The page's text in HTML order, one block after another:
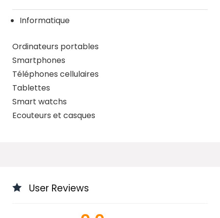
Informatique
Ordinateurs portables
Smartphones
Téléphones cellulaires
Tablettes
Smart watchs
Ecouteurs et casques
User Reviews